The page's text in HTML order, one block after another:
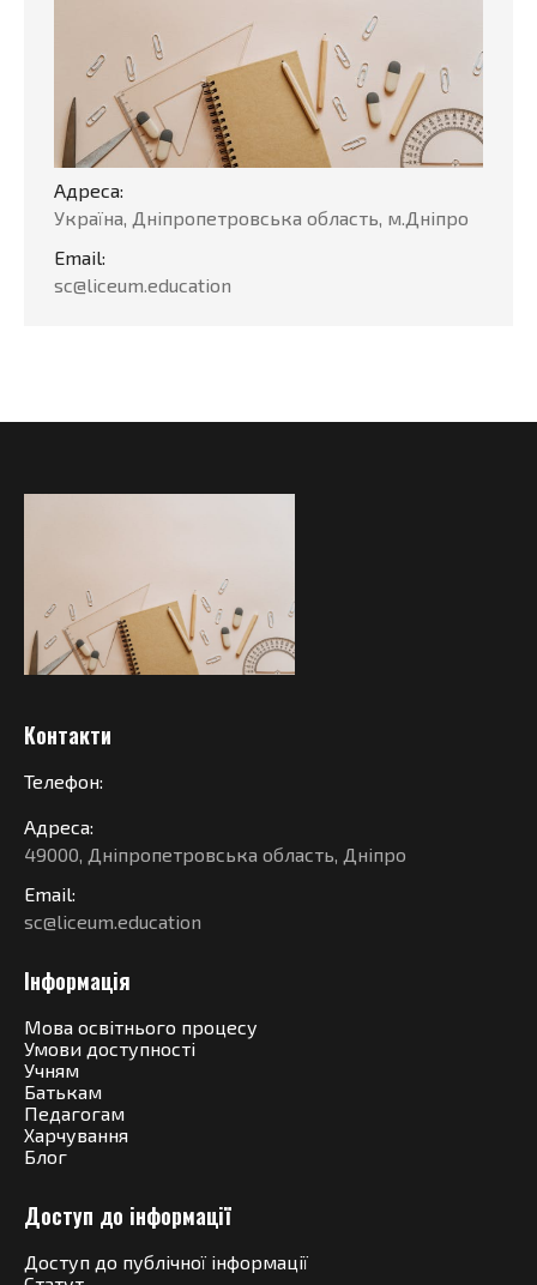
Адреса:
Україна, Дніпропетровська область, м.Дніпро
Email:
sc@liceum.education
Контакти
Телефон:
Адреса:
49000, Дніпропетровська область, Дніпро
Email:
sc@liceum.education
Інформація
Мова освітнього процесу
Умови доступності
Учням
Батькам
Педагогам
Харчування
Блог
Доступ до інформації
Доступ до публічної інформації